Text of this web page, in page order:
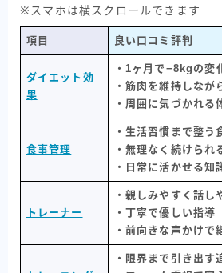
※スマホは横スクロールできます
項目 良い口コミ評判
ダイエット効
果
・1ヶ月で−8kgの変
・筋肉を維持しなが
・周囲に気づかれる
食事管理
・生活習慣まで整う
・無理なく続けられ
・日常に活かせる知
トレーナー
・親しみやすく話し
・丁寧で優しい指導
・前向きな声かけで
・限界まで引き出す